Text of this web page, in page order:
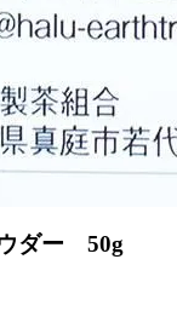
ダー 50g